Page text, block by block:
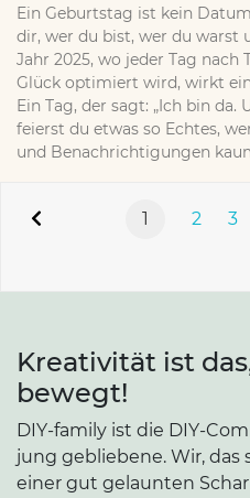
Ein Geburtstag ist kein
dir, wer du bist, wer du warst
Jahr 2025, wo jeder Tag
Glück optimiert wird, wirkt
Ein Tag, der sagt: „Ich bin da.
feierst du etwas so Echtes,
und Benachrichtigungen
1 2 3
Kreativität ist
bewegt!
DIY-family ist die DIY-
jung gebliebene. Wir, das
einer gut gelaunten